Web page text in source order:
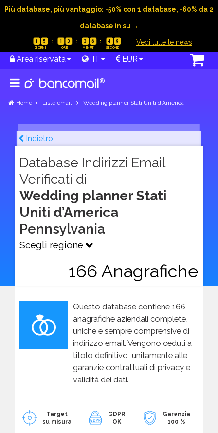
Più database, più vantaggio: -50% con 1 database, -60% da 2
database in su →
1 5 1 3 3 6 4 8 Vedi tutte le news
Area riservata IT EUR
Home Liste email Wedding planner Stati Uniti d’America
Indietro
Database Indirizzi Email
Verificati di
Wedding planner Stati
Uniti d’America
Pennsylvania
Scegli regione
166 Anagrafiche
Questo database contiene 166
anagrafiche aziendali complete,
uniche e sempre comprensive di
indirizzo email. Vengono ceduti a
titolo definitivo, unitamente alle
garanzie contrattuali di privacy e
validità dei dati.
Target
su misura
GDPR
OK
Garanzia
100 %